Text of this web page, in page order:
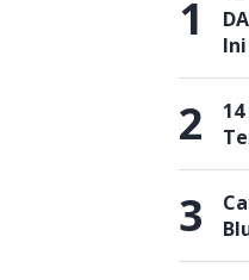
1
2
3